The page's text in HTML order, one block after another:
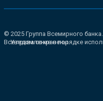
© 2025 Группа Всемирного банка.
Все права сохранены.
Уведомление о порядке